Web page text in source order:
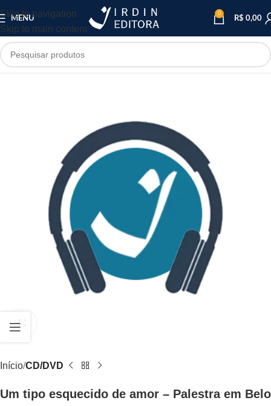
Skip to navigation
Skip to main content
MENU
0
R$ 0,00
Início CD/DVD
Um tipo esquecido de amor – Palestra em Belo